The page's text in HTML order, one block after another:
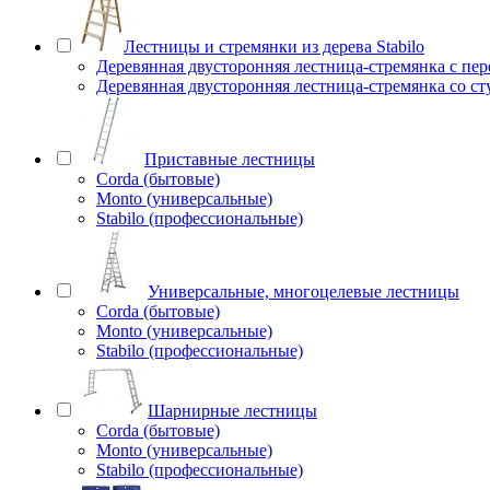
Лестницы и стремянки из дерева Stabilo
Деревянная двусторонняя лестница-стремянка с
Деревянная двусторонняя лестница-стремянка со
Приставные лестницы
Corda (бытовые)
Monto (универсальные)
Stabilo (профессиональные)
Универсальные, многоцелевые лестницы
Corda (бытовые)
Monto (универсальные)
Stabilo (профессиональные)
Шарнирные лестницы
Corda (бытовые)
Monto (универсальные)
Stabilo (профессиональные)